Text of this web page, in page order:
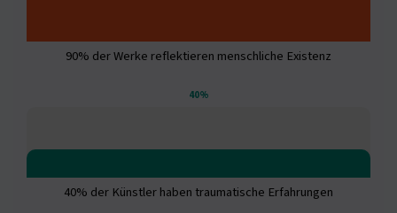
90% der Werke reflektieren menschliche Existenz
40%
40% der Künstler haben traumatische Erfahrungen